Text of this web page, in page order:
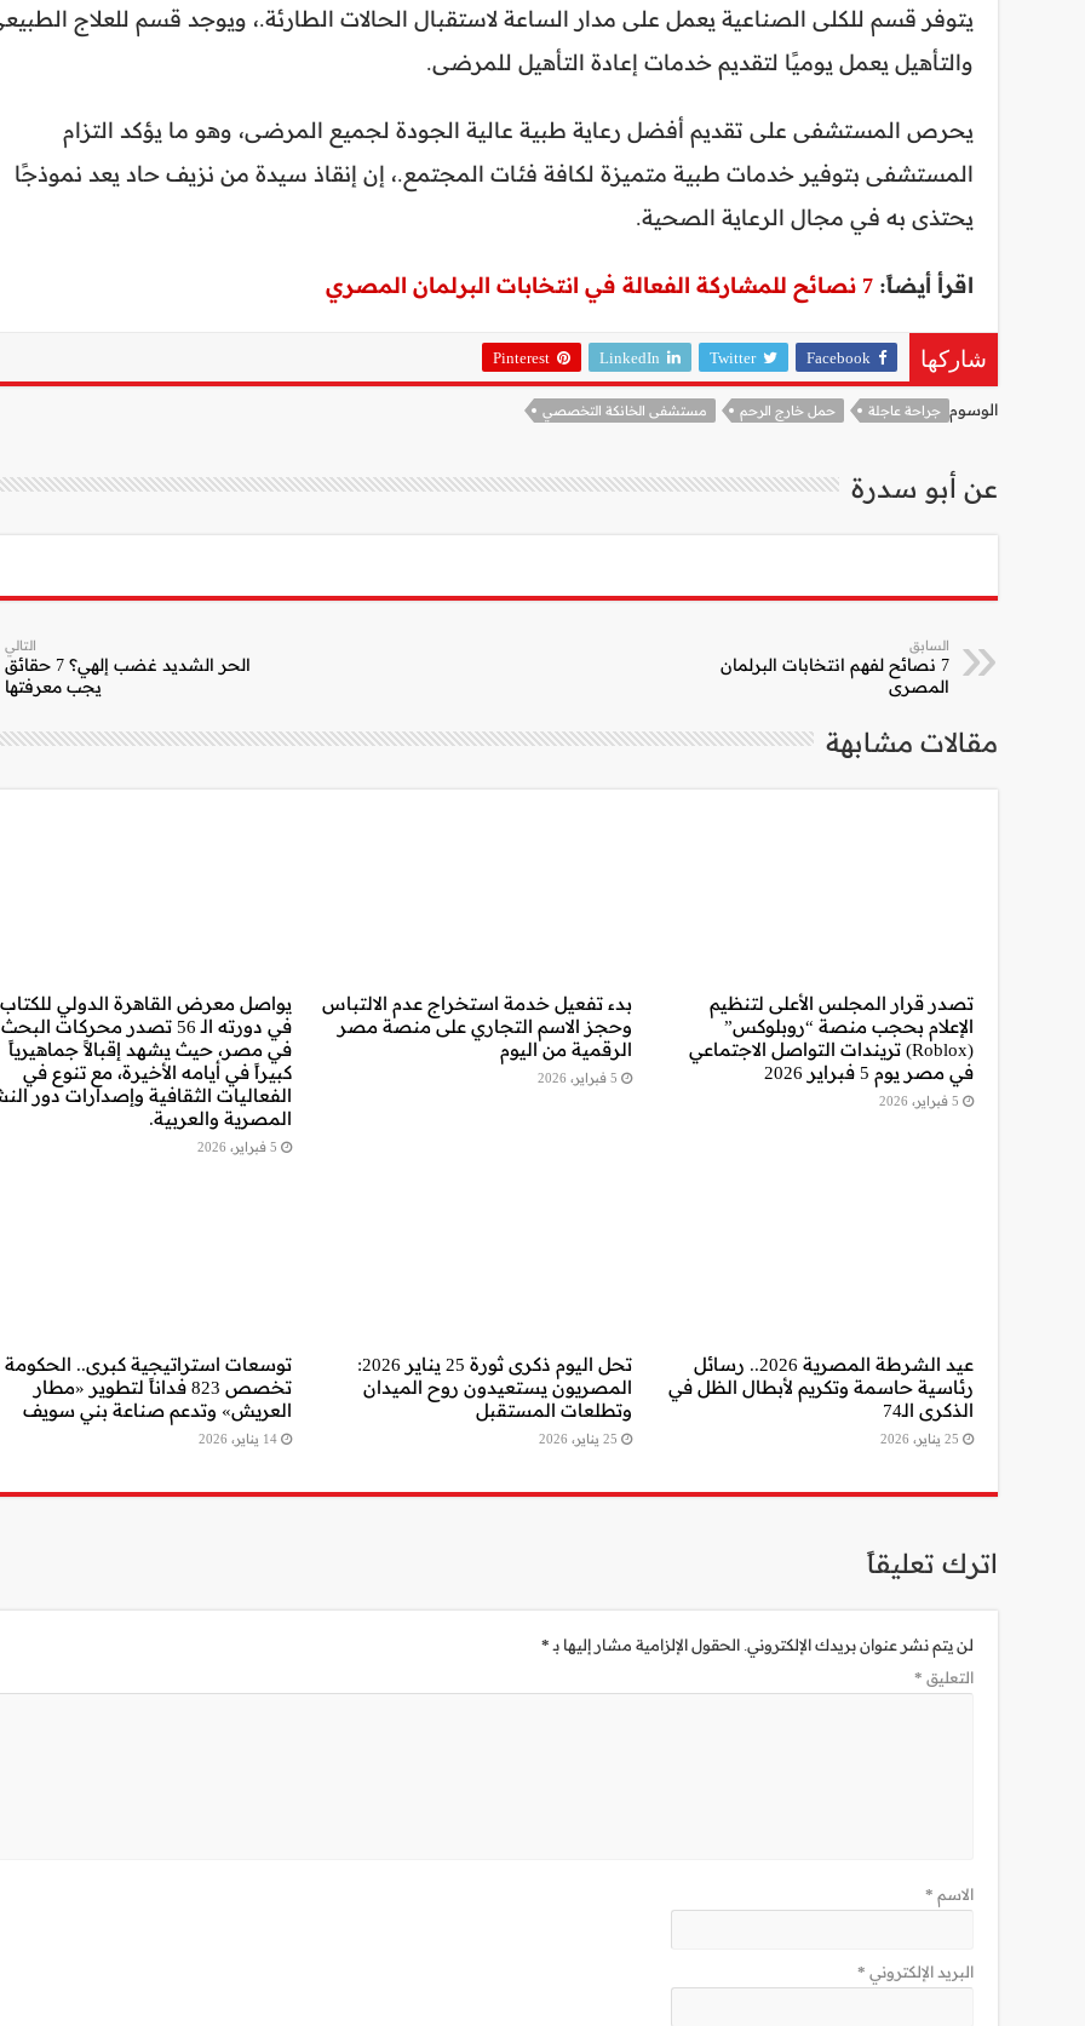
يتوفر قسم للكلى الصناعية يعمل على مدار الساعة لاستقبال الحالات الطارئة.، ويوجد قسم للعلاج
والتأهيل يعمل يوميًا لتقديم خدمات إعادة التأهيل للمرضى.
يحرص المستشفى على تقديم أفضل رعاية طبية عالية الجودة لجميع المرضى، وهو ما يؤكد التزام
المستشفى بتوفير خدمات طبية متميزة لكافة فئات المجتمع.، إن إنقاذ سيدة من نزيف حاد يعد نموذجًا
يحتذى به في مجال الرعاية الصحية.
اقرأ أيضاً: 7 نصائح للمشاركة الفعالة في انتخابات البرلمان المصري
شاركها Facebook
Twitter
LinkedIn
Pinterest
الوسوم جراحة عاجلة حمل خارج الرحم مستشفى الخانكة التخصصي
عن أبو سدرة
السابق
7 نصائح لفهم انتخابات البرلمان
المصري
التالي
الحر الشديد غضب إلهي؟ 7 حقائق
يجب معرفتها
مقالات مشابهة
تصدر قرار المجلس الأعلى لتنظيم
الإعلام بحجب منصة “روبلوكس”
(Roblox) تريندات التواصل الاجتماعي
في مصر يوم 5 فبراير 2026
5 فبراير، 2026
بدء تفعيل خدمة استخراج عدم الالتباس
وحجز الاسم التجاري على منصة مصر
الرقمية من اليوم
5 فبراير، 2026
يواصل معرض القاهرة الدولي للكتاب
في دورته الـ 56 تصدر محركات البحث
في مصر، حيث يشهد إقبالاً جماهيرياً
كبيراً في أيامه الأخيرة، مع تنوع في
الفعاليات الثقافية وإصدارات دور
المصرية والعربية.
5 فبراير، 2026
عيد الشرطة المصرية 2026.. رسائل
رئاسية حاسمة وتكريم لأبطال الظل في
الذكرى الـ74
25 يناير، 2026
تحل اليوم ذكرى ثورة 25 يناير 2026:
المصريون يستعيدون روح الميدان
وتطلعات المستقبل
25 يناير، 2026
توسعات استراتيجية كبرى.. الحكومة
تخصص 823 فداناً لتطوير «مطار
العريش» وتدعم صناعة بني سويف
14 يناير، 2026
اترك تعليقاً
لن يتم نشر عنوان بريدك الإلكتروني. الحقول الإلزامية مشار إليها بـ*
التعليق *
الاسم *
البريد الإلكتروني *